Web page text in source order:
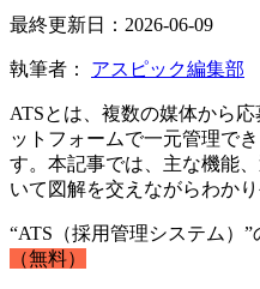
最終更新日：2026-06-09
執筆者： アスピック編集部
ATSとは、複数の媒体から
ットフォームで一元管理で
す。本記事では、主な機能
いて図解を交えながらわか
“ATS（採用管理システム）”
（無料）